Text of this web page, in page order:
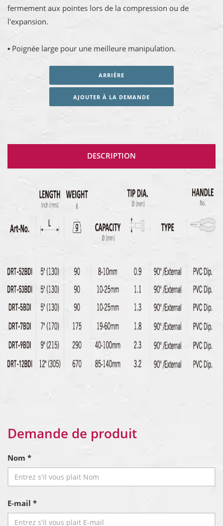
fermement aux pointes lors de la compression ou de
l'expansion.
▪ Poignée large pour une meilleure manipulation.
ARRIÈRE
AJOUTER À LA DEMANDE
DESCRIPTION
Demande de produit
Nom *
E-mail *